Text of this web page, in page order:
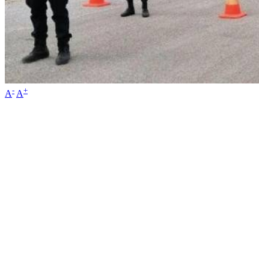
A- A+